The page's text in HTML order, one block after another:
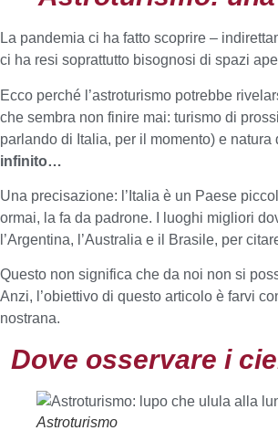
La pandemia ci ha fatto scoprire –
ci ha resi soprattutto bisognosi di spazi
Ecco perché l’astroturismo potrebbe
che sembra non finire mai: turismo di
parlando di Italia, per il momento) e natura
infinito…
Una precisazione: l’Italia è un Paese
ormai, la fa da padrone. I luoghi migliori
l’Argentina, l’Australia e il Brasile, per
Questo non significa che da noi non si
Anzi, l’obiettivo di questo articolo è farvi
nostrana.
Dove osservare i
Astroturismo